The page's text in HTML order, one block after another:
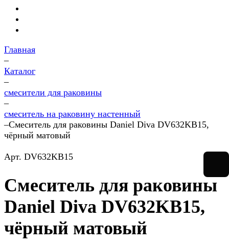
Главная
–
Каталог
–
смесители для раковины
–
смеситель на раковину настенный
–Смеситель для раковины Daniel Diva DV632KB15,
чёрный матовый
Арт. DV632KB15
Смеситель для раковины
Daniel Diva DV632KB15,
чёрный матовый